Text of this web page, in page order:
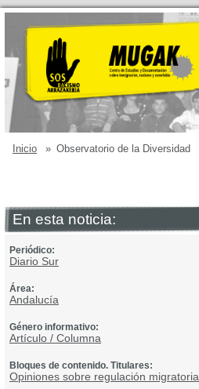
Inicio » Observatorio de la Diversidad
En esta noticia:
Periódico:
Diario Sur
Área:
Andalucía
Género informativo:
Artículo / Columna
Bloques de contenido. Titulares:
Opiniones sobre regulación migratoria